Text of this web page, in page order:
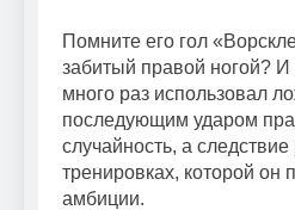
Помните его гол
забитый правой ногой? И
много раз использовал
последующим ударом
случайность, а
тренировках, которой он
амбиции.